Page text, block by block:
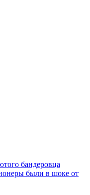
бандеровца
были в шоке от